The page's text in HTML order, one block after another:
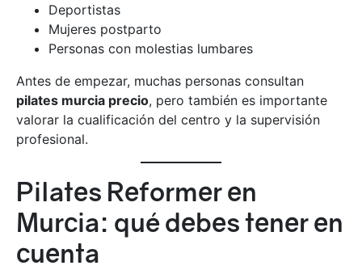
Deportistas
Mujeres postparto
Personas con molestias lumbares
Antes de empezar, muchas personas consultan
pilates murcia precio, pero también es importante
valorar la cualificación del centro y la supervisión
profesional.
Pilates Reformer en
Murcia: qué debes tener en
cuenta